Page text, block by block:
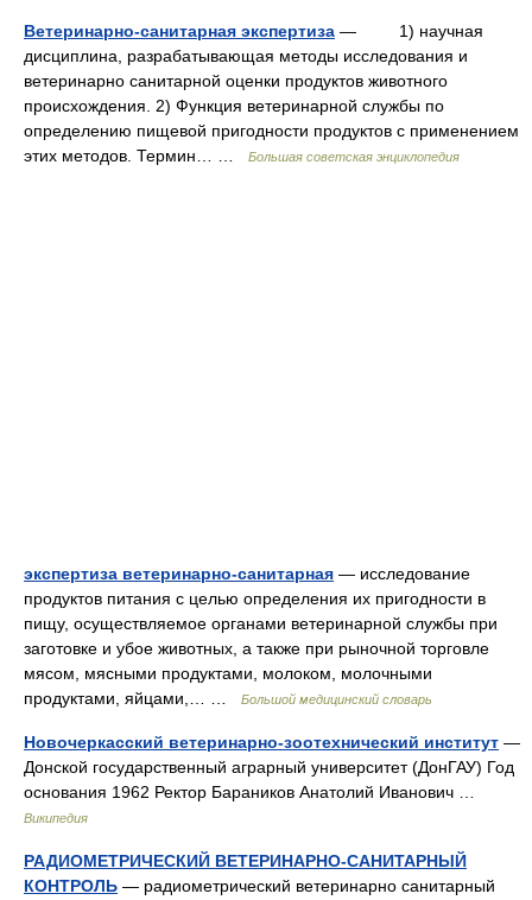
Ветеринарно-санитарная экспертиза — 1) научная
дисциплина, разрабатывающая методы исследования и
ветеринарно санитарной оценки продуктов животного
происхождения. 2) Функция ветеринарной службы по
определению пищевой пригодности продуктов с применением
этих методов. Термин… …
Большая советская энциклопедия
экспертиза ветеринарно-санитарная — исследование
продуктов питания с целью определения их пригодности в
пищу, осуществляемое органами ветеринарной службы при
заготовке и убое животных, а также при рыночной торговле
мясом, мясными продуктами, молоком, молочными
продуктами, яйцами,… …
Большой медицинский словарь
Новочеркасский ветеринарно-зоотехнический институт —
Донской государственный аграрный университет (ДонГАУ) Год
основания 1962 Ректор Бараников Анатолий Иванович …
Википедия
РАДИОМЕТРИЧЕСКИЙ ВЕТЕРИНАРНО-САНИТАРНЫЙ
КОНТРОЛЬ — радиометрический ветеринарно санитарный